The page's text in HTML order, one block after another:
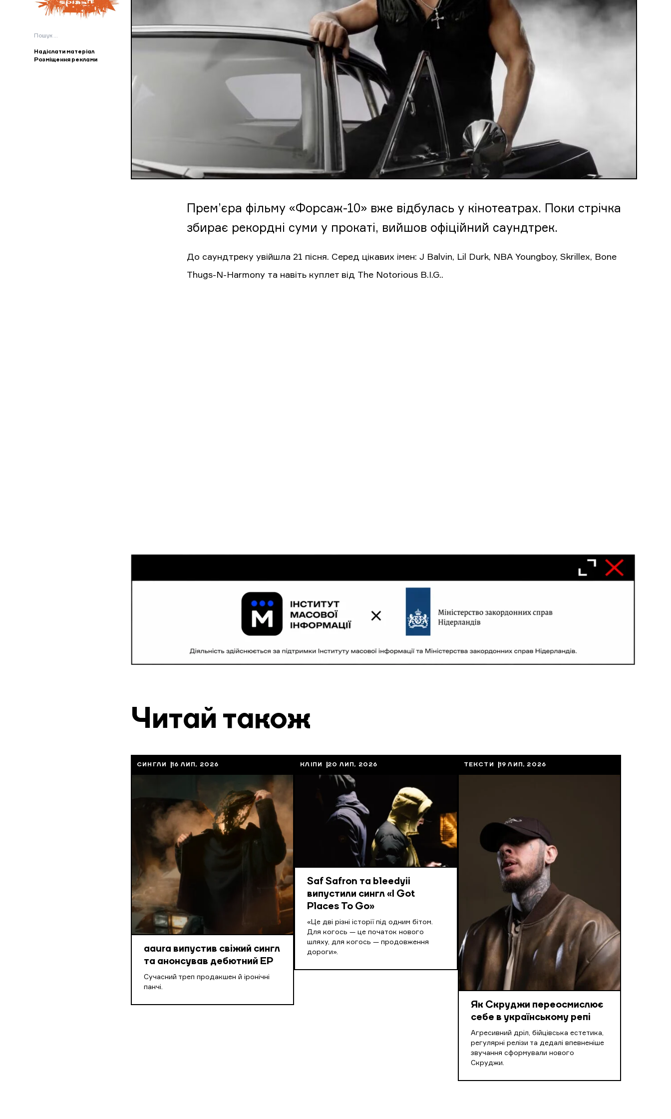
Пошук:
Надіслати матеріал
Розміщення реклами
Прем’єра фільму «Форсаж-10» вже відбулась у кінотеатрах. Поки стрічка
збирає рекордні суми у прокаті, вийшов офіційний саундтрек.
До саундтреку увійшла 21 пісня. Серед цікавих імен: J Balvin, Lil Durk, NBA Youngboy, Skrillex, Bone
Thugs-N-Harmony та навіть куплет від The Notorious B.I.G..
Читай також
СИНГЛИ 16 ЛИП, 2026
aaura випустив свіжий сингл
та анонсував дебютний EP
Cучасний треп продакшен й іронічні
панчі.
КЛІПИ 20 ЛИП, 2026
Saf Safron та bleedyii
випустили сингл «I Got
Places To Go»
«Це дві різні історії під одним бітом.
Для когось — це початок нового
шляху, для когось — продовження
дороги».
ТЕКСТИ 19 ЛИП, 2026
Як Скруджи переосмислює
себе в українському репі
Агресивний дріл, бійцівська естетика,
регулярні релізи та дедалі впевненіше
звучання сформували нового
Скруджи.